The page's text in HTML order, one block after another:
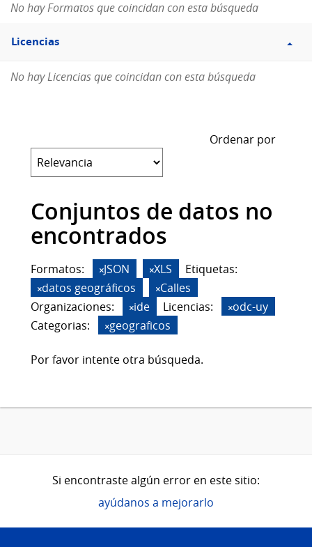
No hay Formatos que coincidan con esta búsqueda
Filtro
Licencias
Licencias
No hay Licencias que coincidan con esta búsqueda
Ordenar por
Conjuntos de datos no
encontrados
Formatos: JSON XLS
Etiquetas:
datos geográficos
Calles
Organizaciones:
ide Licencias:
odc-uy
Categorias:
geograficos
Por favor intente otra búsqueda.
Si encontraste algún error en este sitio:
ayúdanos a mejorarlo